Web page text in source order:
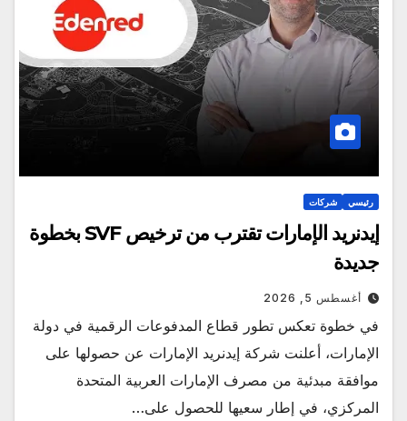
رئيسي شركات
إيدنريد الإمارات تقترب من ترخيص SVF بخطوة
جديدة
أغسطس 5, 2026
في خطوة تعكس تطور قطاع المدفوعات الرقمية في دولة
الإمارات، أعلنت شركة إيدنريد الإمارات عن حصولها على
موافقة مبدئية من مصرف الإمارات العربية المتحدة
المركزي، في إطار سعيها للحصول على…